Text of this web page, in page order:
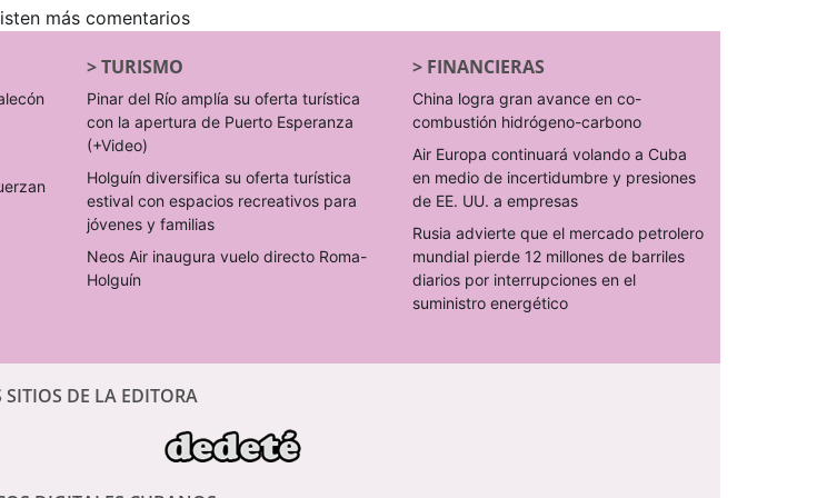
más comentarios
>TURISMO
Pinar del Río amplía su oferta turística
con la apertura de Puerto Esperanza
(+Video)
Holguín diversifica su oferta turística
estival con espacios recreativos para
jóvenes y familias
Neos Air inaugura vuelo directo Roma-
Holguín
> FINANCIERAS
China logra gran avance en co-
combustión hidrógeno-carbono
Air Europa continuará volando a Cuba
en medio de incertidumbre y presiones
de EE. UU. a empresas
Rusia advierte que el mercado petrolero
mundial pierde 12 millones de barriles
diarios por interrupciones en el
suministro energético
SITIOS DE LA EDITORA